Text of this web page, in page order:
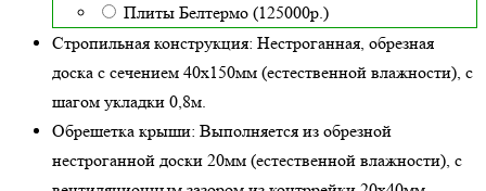
Плиты Белтермо (125000р.)
Стропильная конструкция: Нестроганная, обрезная
доска с сечением 40х150мм (естественной влажности), с
шагом укладки 0,8м.
Обрешетка крыши: Выполняется из обрезной
нестроганной доски 20мм (естественной влажности), с